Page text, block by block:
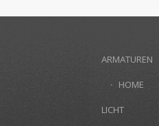
ARMATUREN
HOME
LICHT